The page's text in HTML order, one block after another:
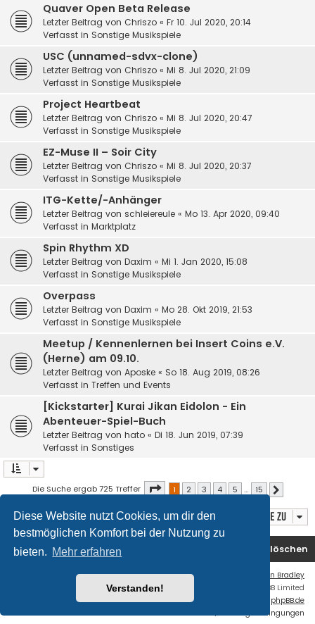
Diese Website nutzt Cookies, um dir den
bestmöglichen Komfort bei der Nutzung zu
bieten. Mehr erfahren
Verstanden!
Quaver Open Beta Release
Letzter Beitrag von Chriszo « Fr 10. Jul 2020, 20:14
Verfasst in Sonstige Musikspiele
USC (unnamed-sdvx-clone)
Letzter Beitrag von Chriszo « Mi 8. Jul 2020, 21:09
Verfasst in Sonstige Musikspiele
Project Heartbeat
Letzter Beitrag von Chriszo « Mi 8. Jul 2020, 20:47
Verfasst in Sonstige Musikspiele
EZ-Muse II – Soir City
Letzter Beitrag von Chriszo « Mi 8. Jul 2020, 20:37
Verfasst in Sonstige Musikspiele
ITG-Kette/-Anhänger
Letzter Beitrag von schleiereule « Mo 13. Apr 2020, 09:40
Verfasst in Marktplatz
Spin Rhythm XD
Letzter Beitrag von Daxim « Mi 1. Jan 2020, 15:08
Verfasst in Sonstige Musikspiele
Overpass
Letzter Beitrag von Daxim « Mo 28. Okt 2019, 21:53
Verfasst in Sonstige Musikspiele
Meetup / Kennenlernen bei Insert Coins e.V.
(Herne) am 09.10.
Letzter Beitrag von Aposke « So 18. Aug 2019, 08:26
Verfasst in Treffen und Events
[Kickstarter] Kurai Jikan Eidolon - Ein
Abenteuer-Spiel-Buch
Letzter Beitrag von hato « Di 18. Jun 2019, 07:39
Verfasst in Sonstiges
Die Suche ergab 725 Treffer Seite von15
1 2 3 4 5 … 15
Gehe zu
Foren-Übersicht Alle Cookies löschen
Ian Bradley
Powered byphpBB
® Forum Software © phpBB Limited
Deutsche Übersetzung durch phpBB.de
Datenschutz|Nutzungsbedingungen